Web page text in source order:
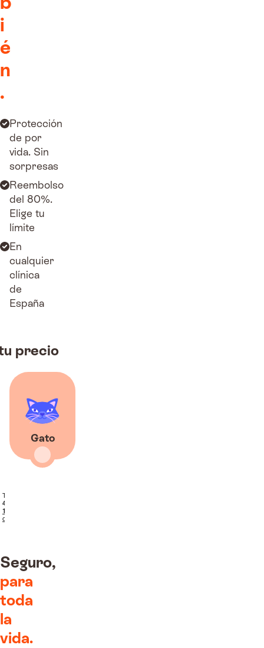
i
é
n
.
Protección
de por
vida. Sin
sorpresas
Reembolso
del 80%.
Elige tu
límite
En
cualquier
clínica
de
España
precio
Gato
Seguro,
para
toda
la
vida.